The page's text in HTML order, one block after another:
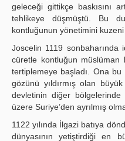
geleceği gittikçe baskısını
tehlikeye düşmüştü. Bu
kontluğunun yönetimini
Joscelin 1119
cüretle kontluğun müslüman
tertiplemeye başladı. Ona bu
gözünü yıldırmış olan
devletinin diğer
üzere Suriye’den ayrılmış
1122 yılında İlgazi batıya
dünyasının yetiştirdiği en